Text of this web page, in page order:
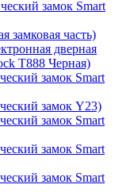
замок Smart
замковая часть)
дверная
T888 Черная)
замок Smart
замок Y23)
замок Smart
замок Smart
замок Smart